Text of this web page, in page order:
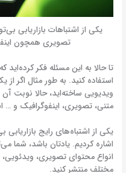
یکی از اشتباهات بازاریابی
تصویری همچون
تا حالا به این مسئله فکر
استفاده کنید. به طور مثال اگر از
ویدیویی ساخته‌اید، حالا نوبت
متنی، تصویری، اینفوگرافیک و …
یکی از اشتباه‌های رایج
اشاره کردیم. یادتان باشد، شما
انواع محتوای تصویری،
مختلف منتشر کنید.